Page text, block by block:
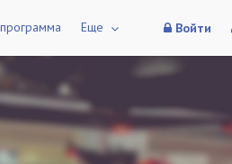
Еще Войти